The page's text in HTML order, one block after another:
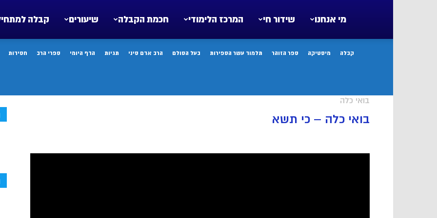
קבלה שיעורים חכמת הקבלה המרכז הלימודי שידור חי מי אנחנו
קבלה מיסטיקה ספר הזוהר תלמוד עשר הספירות בעל הסולם הרב אדם סיני תגיות הדף היומי ספרי הרב חסידות
בואי כלה
בואי כלה – כי תשא